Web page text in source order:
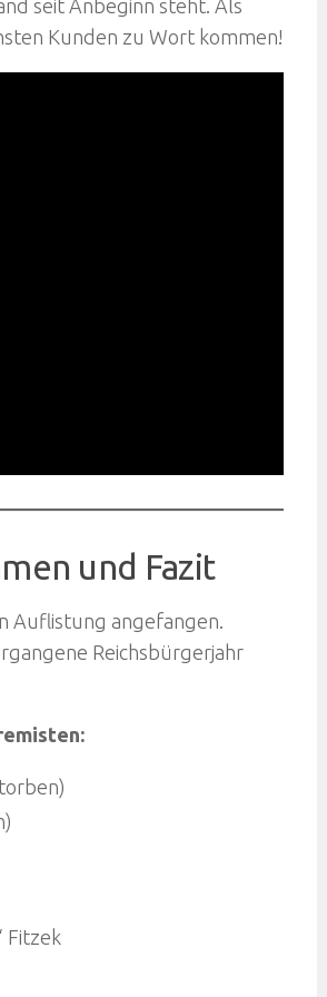
seit Anbeginn steht. Als
Kunden zu Wort kommen!
und Fazit
Auflistung angefangen.
Reichsbürgerjahr
Fitzek